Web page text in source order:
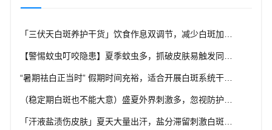
「三伏天白斑养护干货」饮食作息双调节，减少白斑加重诱因，福建泉州中科白癜风医院为福建白斑群体科普实用知识
【警惕蚊虫叮咬隐患】夏季蚊虫多，抓破皮肤易触发同形反应，福建泉州中科白癜风医院提醒白癜风患者做好防蚊护理
“暑期祛白正当时” 假期时间充裕，适合开展白斑系统干预，福建泉州中科白癜风医院分型分期定制白斑康复方案
（稳定期白斑也不能大意）盛夏外界刺激多，忽视防护也会复发，福建泉州中科白癜风医院分享白癜风夏季维持护理知识
「汗液盐渍伤皮肤」夏天大量出汗，盐分滞留刺激白斑患处，福建泉州中科白癜风医院讲解白癜风患者夏日皮肤清洁要点